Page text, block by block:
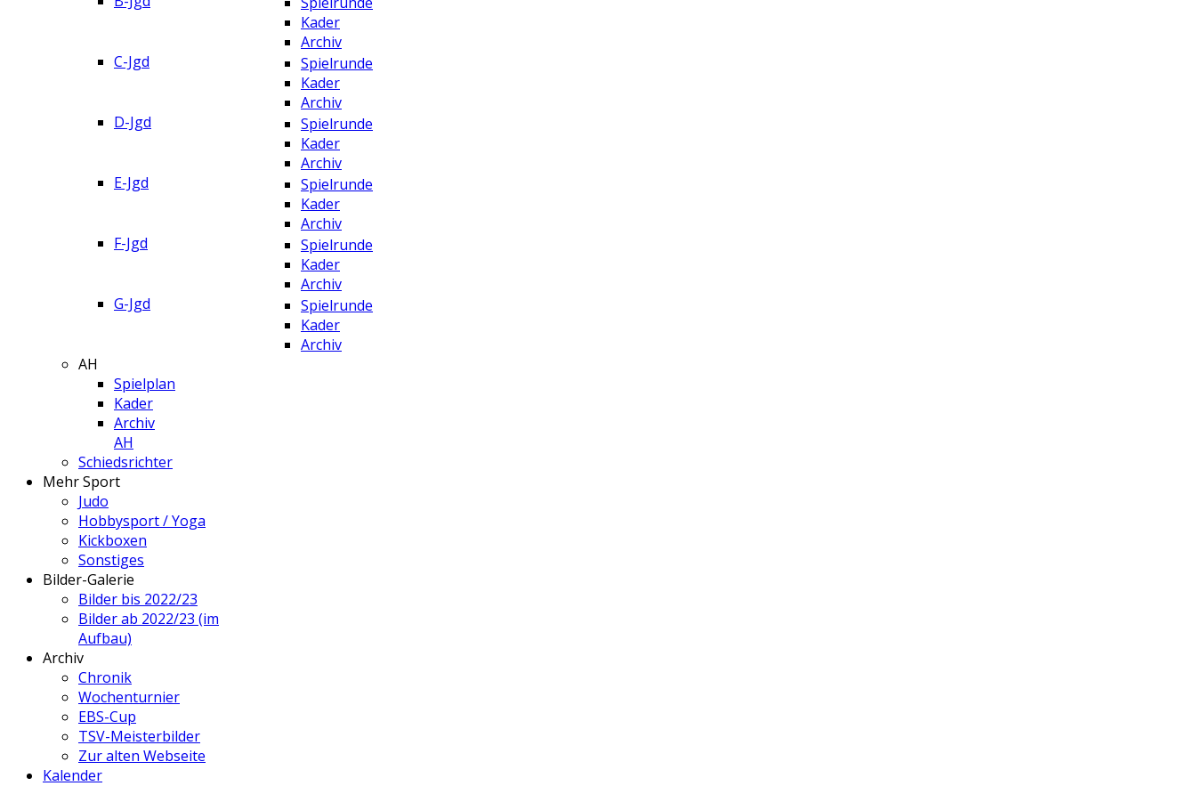
Kader
Archiv
C-Jgd
Spielrunde
Kader
Archiv
D-Jgd
Spielrunde
Kader
Archiv
E-Jgd
Spielrunde
Kader
Archiv
F-Jgd
Spielrunde
Kader
Archiv
G-Jgd
Spielrunde
Kader
Archiv
AH
Spielplan
Kader
Archiv
AH
Schiedsrichter
Mehr Sport
Judo
Hobbysport / Yoga
Kickboxen
Sonstiges
Bilder-Galerie
Bilder bis 2022/23
Bilder ab 2022/23 (im
Aufbau)
Archiv
Chronik
Wochenturnier
EBS-Cup
TSV-Meisterbilder
Zur alten Webseite
Kalender